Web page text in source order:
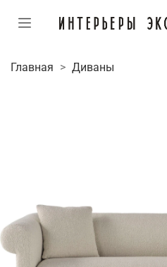
Главная Диваны